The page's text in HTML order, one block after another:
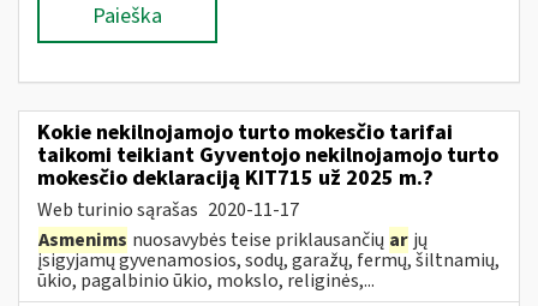
Paieška
Kokie nekilnojamojo turto mokesčio tarifai
taikomi teikiant Gyventojo nekilnojamojo turto
mokesčio deklaraciją KIT715 už 2025 m.?
Web turinio sąrašas 2020-11-17
Asmenims nuosavybės teise priklausančių ar jų
įsigyjamų gyvenamosios, sodų, garažų, fermų, šiltnamių,
ūkio, pagalbinio ūkio, mokslo, religinės,...